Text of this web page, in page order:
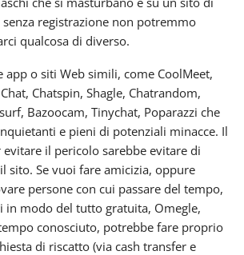
registrazione non potremmo
qualcosa di diverso.
app o siti Web simili, come CoolMeet,
Chatspin, Shagle, Chatrandom,
Bazoocam, Tinychat, Poparazzi che
e pieni di potenziali minacce. Il
il pericolo sarebbe evitare di
sito. Se vuoi fare amicizia, oppure
persone con cui passare del tempo,
in modo del tutto gratuita, Omegle,
conosciuto, potrebbe fare proprio
di riscatto (via cash transfer e